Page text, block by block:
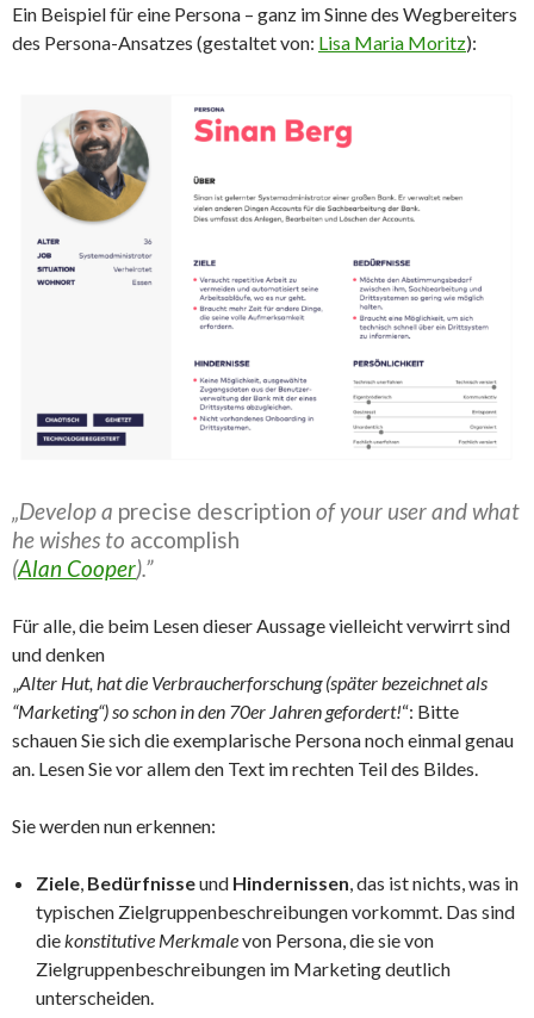
Ein Beispiel für eine Persona – ganz im Sinne des Wegbereiters
des Persona-Ansatzes (gestaltet von: Lisa Maria Moritz):
„Develop a precise description of your user and what
he wishes to accomplish
(Alan Cooper).”
Für alle, die beim Lesen dieser Aussage vielleicht verwirrt sind
und denken
„Alter Hut, hat die Verbraucherforschung (später bezeichnet als
“Marketing“) so schon in den 70er Jahren gefordert!“: Bitte
schauen Sie sich die exemplarische Persona noch einmal genau
an. Lesen Sie vor allem den Text im rechten Teil des Bildes.
Sie werden nun erkennen:
Ziele, Bedürfnisseund Hindernissen, das ist nichts, was in
typischen Zielgruppenbeschreibungen vorkommt. Das sind
diekonstitutive Merkmalevon Persona, die sie von
Zielgruppenbeschreibungen im Marketing deutlich
unterscheiden.